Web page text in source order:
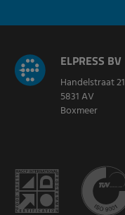
ELPRESS BV
Handelstraat 21
5831 AV
Boxmeer